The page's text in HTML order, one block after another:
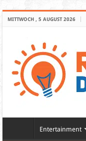
MITTWOCH , 5 AUGUST 2026
Entertainment